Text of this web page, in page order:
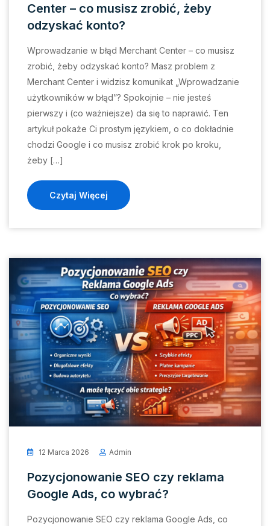
Center – co musisz zrobić, żeby
odzyskać konto?
Wprowadzanie w błąd Merchant Center – co musisz
zrobić, żeby odzyskać konto? Masz problem z
Merchant Center i widzisz komunikat „Wprowadzanie
użytkowników w błąd”? Spokojnie – nie jesteś
pierwszy i (co ważniejsze) da się to naprawić. Ten
artykuł pokaże Ci prostym językiem, o co dokładnie
chodzi Google i co musisz zrobić krok po kroku,
żeby […]
Czytaj Więcej
12 Marca 2026 Admin
Pozycjonowanie SEO czy reklama
Google Ads, co wybrać?
Pozycjonowanie SEO czy reklama Google Ads, co